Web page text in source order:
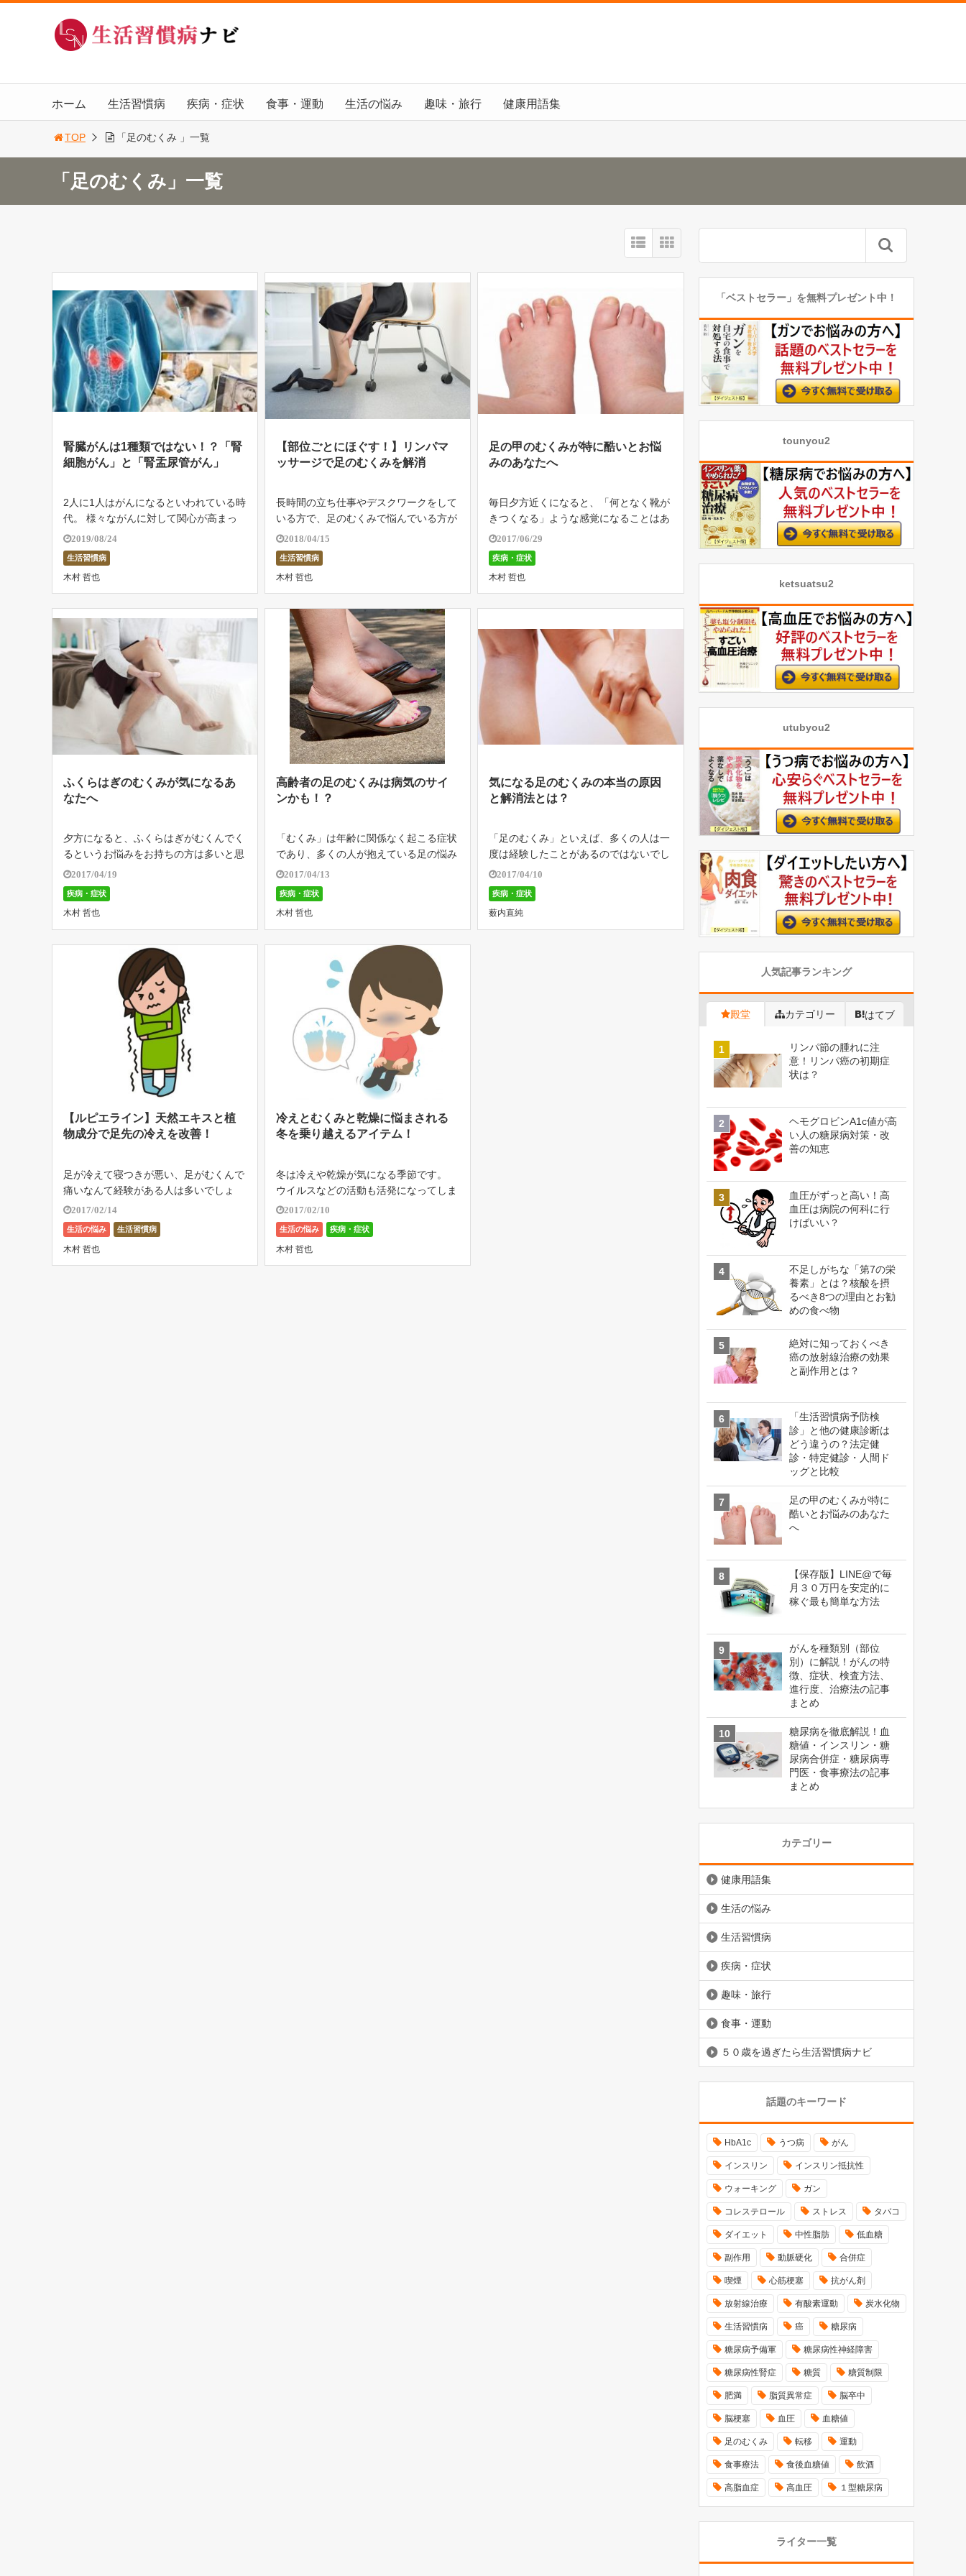
ホーム 生活習慣病 疾病・症状 食事・運動 生活の悩み 趣味・旅行 健康用語集
TOP 「足のむくみ 」一覧
「足のむくみ」一覧
腎臓がんは1種類ではない！？「腎
細胞がん」と「腎盂尿管がん」
2人に1人はがんになるといわれている時
代。 様々ながんに対して関心が高まっ
ていますが、今回はその中のひとつ「腎
臓がん」について解説します。 腎臓は
老廃物を尿として排泄し、体内の水分量
や電解質、pHの調整や血圧の調整にも
関 […]
2019/08/24
生活習慣病
木村 哲也
【部位ごとにほぐす！】リンパマ
ッサージで足のむくみを解消
長時間の立ち仕事やデスクワークをして
いる方で、足のむくみで悩んでいる方が
多いです。 また、夕方になると足がむ
くんで靴がきつくなったり痛くなる方も
います。 リンパ液のめぐりが悪いと身
体の中に老廃物はどんどん溜まり、むく
みの […]
2018/04/15
生活習慣病
木村 哲也
足の甲のむくみが特に酷いとお悩
みのあなたへ
毎日夕方近くになると、「何となく靴が
きつくなる」ような感覚になることはあ
りませんか。 特に一日中立ったまま仕
事をしていたり、逆に座りっぱなしでデ
スクワークに勤しんでいたりすると、こ
のように靴がきつくなるほど「足の甲が
浮腫 […]
2017/06/29
疾病・症状
木村 哲也
ふくらはぎのむくみが気になるあ
なたへ
夕方になると、ふくらはぎがむくんでく
るというお悩みをお持ちの方は多いと思
います。 朝履いたときにはすっと上が
ったブーツのチャックが夕方になるとパ
ンパンで動かしにくかったり、靴がどう
もきつく感じるという場合、それは「ふ
くら […]
2017/04/19
疾病・症状
木村 哲也
高齢者の足のむくみは病気のサイ
ンかも！？
「むくみ」は年齢に関係なく起こる症状
であり、多くの人が抱えている足の悩み
の一つです。 むくみは、生活習慣など
による「生理的なむくみ」と「病気の症
状としてのむくみ」があります。 ここ
では、高齢者の足のむくみについて、そ
の原 […]
2017/04/13
疾病・症状
木村 哲也
気になる足のむくみの本当の原因
と解消法とは？
「足のむくみ」といえば、多くの人は一
度は経験したことがあるのではないでし
ょうか？ 多くの人に見られる症状でも
あり、心配する必要はないと考えて放置
してしまいがちです。 むくみは大きく
分けると、生活習慣などによる「生理的
なむ […]
2017/04/10
疾病・症状
薮内直純
【ルピエライン】天然エキスと植
物成分で足先の冷えを改善！
足が冷えて寝つきが悪い、足がむくんで
痛いなんて経験がある人は多いでしょ
う。 また、乾燥が酷くて痒みが伴って
しまったり、湿疹が出てしまうほど掻き
毟ったことがあるという人もいますよ
ね。 特に冬の気温が低い時期には、冷
えも乾燥 […]
2017/02/14
生活の悩み 生活習慣病
木村 哲也
冷えとむくみと乾燥に悩まされる
冬を乗り越えるアイテム！
冬は冷えや乾燥が気になる季節です。
ウイルスなどの活動も活発になってしま
うことから、日常的に健康管理が必要な
時期でもあります。 ここ近年は、大型
の寒波が訪れることも増え、雪害などで
悩まされることも増えましたね。 そん
な冬 […]
2017/02/10
生活の悩み 疾病・症状
木村 哲也
「ベストセラー」を無料プレゼント中！
tounyou2
ketsuatsu2
utubyou2
人気記事ランキング
殿堂 カテゴリー はてブ
リンパ節の腫れに注
意！リンパ癌の初期症
状は？
ヘモグロビンA1c値が高
い人の糖尿病対策・改
善の知恵
血圧がずっと高い！高
血圧は病院の何科に行
けばいい？
不足しがちな「第7の栄
養素」とは？核酸を摂
るべき8つの理由とお勧
めの食べ物
絶対に知っておくべき
癌の放射線治療の効果
と副作用とは？
「生活習慣病予防検
診」と他の健康診断は
どう違うの？法定健
診・特定健診・人間ド
ッグと比較
足の甲のむくみが特に
酷いとお悩みのあなた
へ
【保存版】LINE@で毎
月３０万円を安定的に
稼ぐ最も簡単な方法
がんを種類別（部位
別）に解説！がんの特
徴、症状、検査方法、
進行度、治療法の記事
まとめ
糖尿病を徹底解説！血
糖値・インスリン・糖
尿病合併症・糖尿病専
門医・食事療法の記事
まとめ
カテゴリー
健康用語集
生活の悩み
生活習慣病
疾病・症状
趣味・旅行
食事・運動
５０歳を過ぎたら生活習慣病ナビ
話題のキーワード
HbA1c うつ病 がん
インスリン インスリン抵抗性
ウォーキング ガン
コレステロール ストレス タバコ
ダイエット 中性脂肪 低血糖
副作用 動脈硬化 合併症
喫煙 心筋梗塞 抗がん剤
放射線治療 有酸素運動 炭水化物
生活習慣病 癌 糖尿病
糖尿病予備軍 糖尿病性神経障害
糖尿病性腎症 糖質 糖質制限
肥満 脂質異常症 脳卒中
脳梗塞 血圧 血糖値
足のむくみ 転移 運動
食事療法 食後血糖値 飲酒
高脂血症 高血圧 １型糖尿病
ライター一覧